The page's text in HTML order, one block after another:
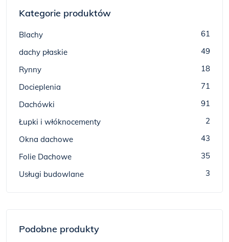
Kategorie produktów
Blachy
61
dachy płaskie
49
Rynny
18
Docieplenia
71
Dachówki
91
Łupki i włóknocementy
2
Okna dachowe
43
Folie Dachowe
35
Usługi budowlane
3
Podobne produkty